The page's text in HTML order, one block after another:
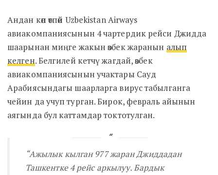
Андан көп өтпөй Uzbekistan Airways
авиакомпаниясынын 4 чартердик рейси Джидда
шаарынан миңге жакын өзбек жаранын алып
келген. Белгилей кетчү жагдай, өзбек
авиакомпаниясынын учактары Сауд
Арабиясындагы шаарларга вирус табылганга
чейин да учуп турган. Бирок, февраль айынын
аягында бул каттамдар токтотулган.
“Ажылык кылган 977 жаран Джиддадан
Ташкентке 4 рейс аркылуу. Бардык